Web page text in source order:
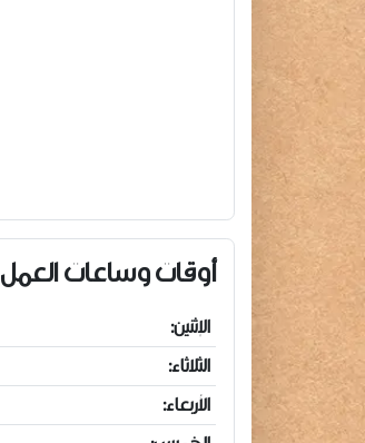
أوقات وساعات العمل
الإثنين:
الثلاثاء:
الأربعاء: